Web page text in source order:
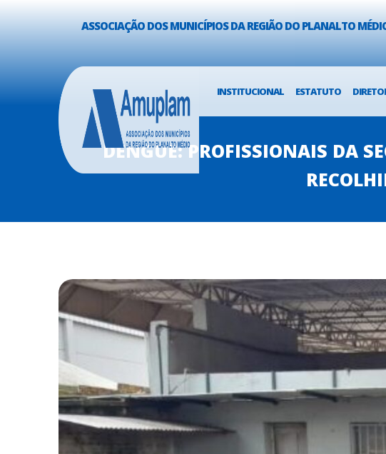
ASSOCIAÇÃO DOS MUNICÍPIOS DA REGIÃO DO PLANALTO
INSTITUCIONAL ESTATUTO
DENGUE: PROFISSIONAIS DA